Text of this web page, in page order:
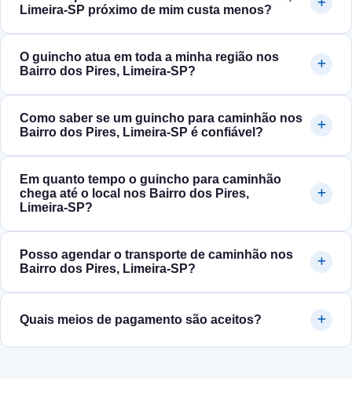
Limeira‑SP próximo de mim custa menos?
O guincho atua em toda a minha região nos
Bairro dos Pires, Limeira‑SP?
Como saber se um guincho para caminhão nos
Bairro dos Pires, Limeira‑SP é confiável?
Em quanto tempo o guincho para caminhão
chega até o local nos Bairro dos Pires,
Limeira‑SP?
Posso agendar o transporte de caminhão nos
Bairro dos Pires, Limeira‑SP?
Quais meios de pagamento são aceitos?